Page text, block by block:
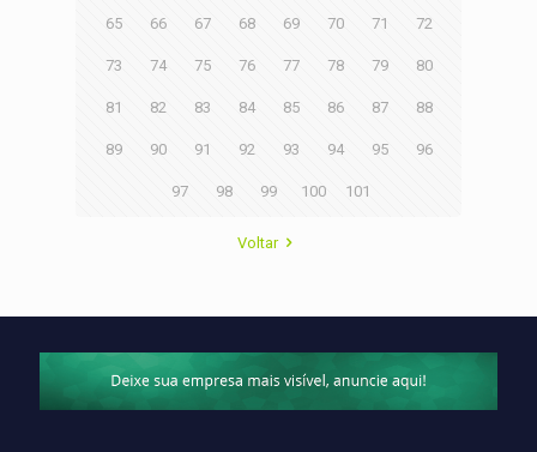
65 66 67 68 69 70 71 72
73 74 75 76 77 78 79 80
81 82 83 84 85 86 87 88
89 90 91 92 93 94 95 96
97 98 99 100 101
Voltar